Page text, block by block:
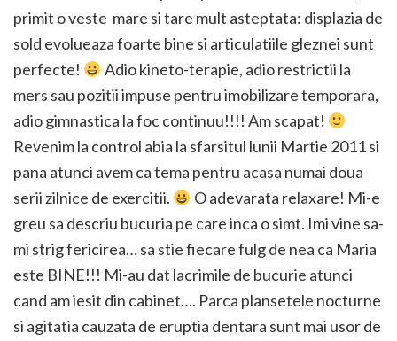
primit o veste mare si tare mult asteptata: displazia de
sold evolueaza foarte bine si articulatiile gleznei sunt
perfecte!
Adio kineto-terapie, adio restrictii la
mers sau pozitii impuse pentru imobilizare temporara,
adio gimnastica la foc continuu!!!! Am scapat!
Revenim la control abia la sfarsitul lunii Martie 2011 si
pana atunci avem ca tema pentru acasa numai doua
serii zilnice de exercitii.
O adevarata relaxare! Mi-e
greu sa descriu bucuria pe care inca o simt. Imi vine sa-
mi strig fericirea… sa stie fiecare fulg de nea ca Maria
este BINE!!! Mi-au dat lacrimile de bucurie atunci
cand am iesit din cabinet…. Parca plansetele nocturne
si agitatia cauzata de eruptia dentara sunt mai usor de